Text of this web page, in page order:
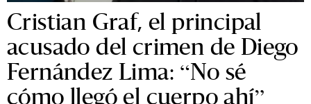
Cristian Graf, el principal
acusado del crimen de Diego
Fernández Lima: “No sé
cómo llegó el cuerpo ahí”